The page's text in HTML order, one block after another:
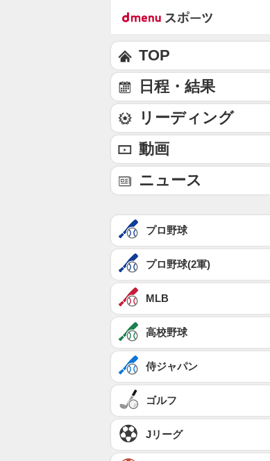
TOP
日程・結果
リーディング
動画
ニュース
プロ野球
プロ野球(2軍)
MLB
高校野球
侍ジャパン
ゴルフ
Jリーグ